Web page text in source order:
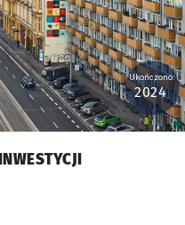
Ukończono:
2024